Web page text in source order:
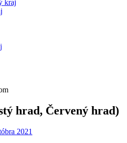
kraj
hrad, Červený hrad)
2021